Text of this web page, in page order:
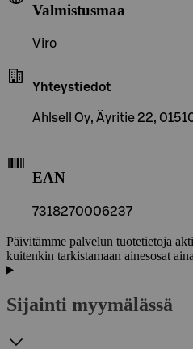
Valmistusmaa
Viro
Yhteystiedot
Ahlsell Oy, Äyritie 22,
EAN
7318270006237
Päivitämme palvelun tuotetietoja
kuitenkin tarkistamaan ainesosat
Sijainti myymälässä